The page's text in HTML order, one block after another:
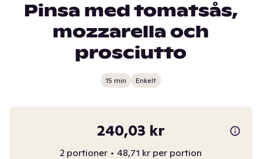
Pinsa med tomatsås,
mozzarella och
prosciutto
15 min Enkelt
240,03 kr
2 portioner • 48,71 kr per portion